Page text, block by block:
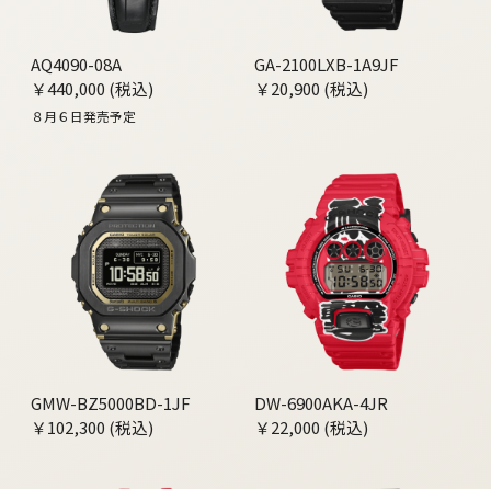
AQ4090-08A
￥440,000 (税込)
８月６日発売予定
GA-2100LXB-1A9JF
￥20,900 (税込)
GMW-BZ5000BD-1JF
￥102,300 (税込)
DW-6900AKA-4JR
￥22,000 (税込)